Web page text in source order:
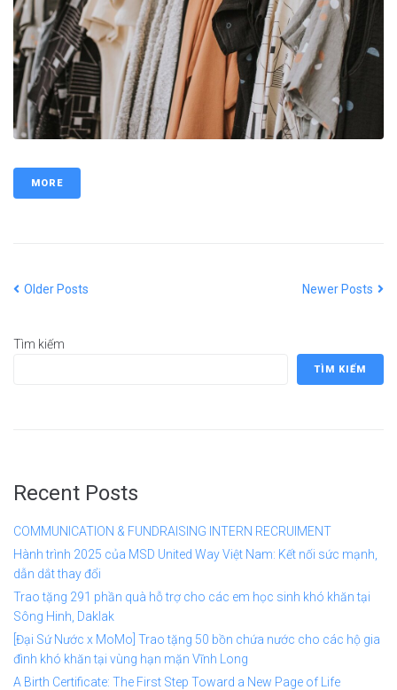
MORE
Older Posts Newer Posts
Tìm kiếm
TÌM KIẾM
Recent Posts
COMMUNICATION & FUNDRAISING INTERN RECRUIMENT
Hành trình 2025 của MSD United Way Việt Nam: Kết nối sức mạnh,
dẫn dắt thay đổi
Trao tặng 291 phần quà hỗ trợ cho các em học sinh khó khăn tại
Sông Hinh, Daklak
[Đại Sứ Nước x MoMo] Trao tặng 50 bồn chứa nước cho các hộ gia
đình khó khăn tại vùng hạn mặn Vĩnh Long
A Birth Certificate: The First Step Toward a New Page of Life